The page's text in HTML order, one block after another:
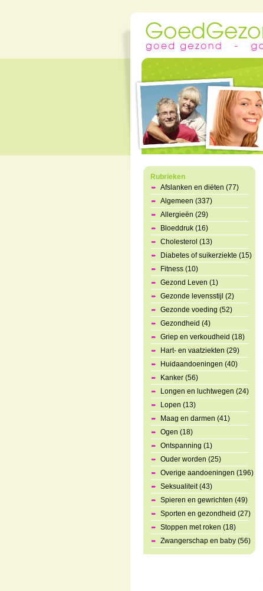
Rubrieken
Afslanken en diëten (77)
Algemeen (337)
Allergieën (29)
Bloeddruk (16)
Cholesterol (13)
Diabetes of suikerziekte (15)
Fitness (10)
Gezond Leven (1)
Gezonde levensstijl (2)
Gezonde voeding (52)
Gezondheid (4)
Griep en verkoudheid (18)
Hart- en vaatziekten (29)
Huidaandoeningen (40)
Kanker (56)
Longen en luchtwegen (24)
Lopen (13)
Maag en darmen (41)
Ogen (18)
Ontspanning (1)
Ouder worden (25)
Overige aandoeningen (196)
Seksualiteit (43)
Spieren en gewrichten (49)
Sporten en gezondheid (27)
Stoppen met roken (18)
Zwangerschap en baby (56)